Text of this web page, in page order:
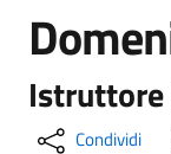
Condividi